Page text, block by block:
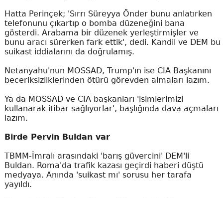
Hatta Perinçek; 'Sırrı Süreyya Önder bunu anlatırken
telefonunu çıkartıp o bomba düzeneğini bana
gösterdi. Arabama bir düzenek yerleştirmişler ve
bunu aracı sürerken fark ettik', dedi. Kandil ve DEM bu
suikast iddialarını da doğrulamış.
Netanyahu'nun MOSSAD, Trump'ın ise CIA Başkanını
beceriksizliklerinden ötürü görevden almaları lazım.
Ya da MOSSAD ve CIA başkanları 'isimlerimizi
kullanarak itibar sağlıyorlar', başlığında dava açmaları
lazım.
Birde Pervin Buldan var
TBMM-İmralı arasındaki 'barış güvercini' DEM'li
Buldan. Roma'da trafik kazası geçirdi haberi düştü
medyaya. Anında 'suikast mı' sorusu her tarafa
yayıldı.